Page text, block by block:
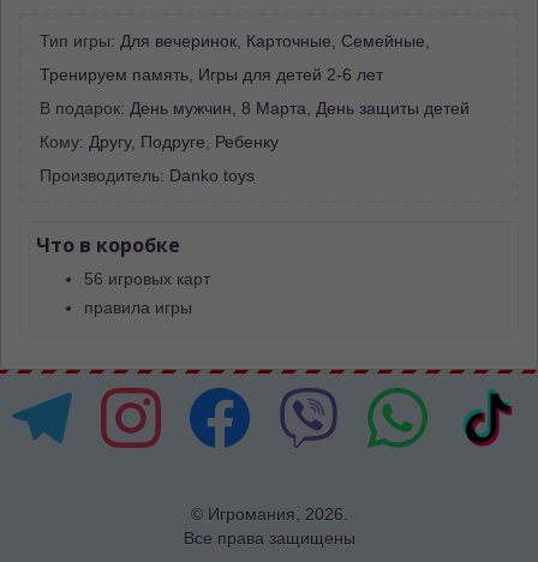
Тип игры: Для вечеринок Карточные Семейные
Тренируем память Игры для детей 2-6 лет
В подарок: День мужчин 8 Марта
День защиты детей
Кому: Другу, Подруге
Ребенку
Производитель: Danko toys
Что в коробке
56 игровых карт
правила игры
© Игромания, 2026.
Все права защищены